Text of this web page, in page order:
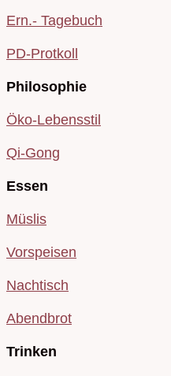
Ern.- Tagebuch
PD-Protkoll
Philosophie
Öko-Lebensstil
Qi-Gong
Essen
Müslis
Vorspeisen
Nachtisch
Abendbrot
Trinken